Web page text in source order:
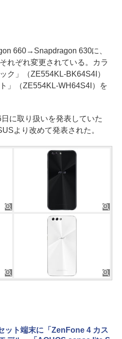
660→Snapdragon 630に、
れぞれ変更されている。カラ
ク」（ZE554KL-BK64S4I）
」（ZE554KL-WH64S4I）を
に取り扱いを発表していた
より改めて発表された。
ット端末に「ZenFone 4 カス